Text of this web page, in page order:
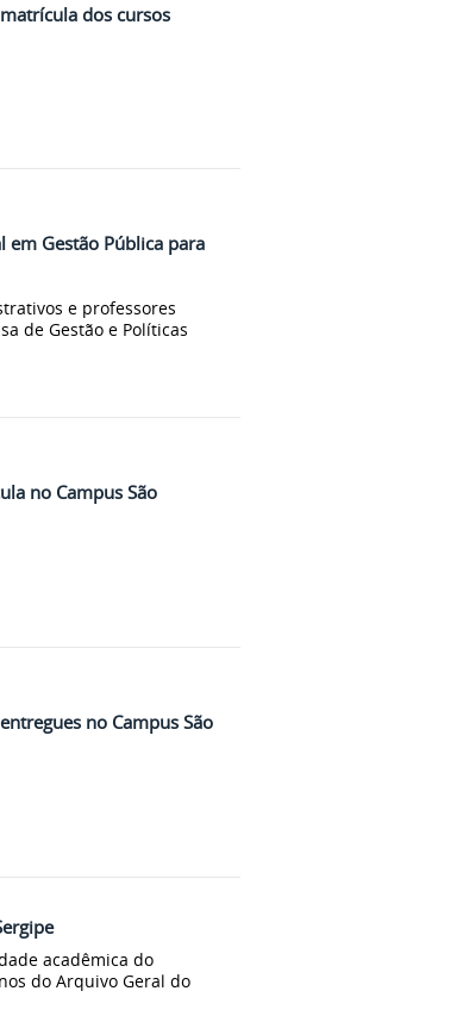
dos cursos
Gestão Pública para
e professores
de Gestão e Políticas
no Campus São
no Campus São
acadêmica do
do Arquivo Geral do